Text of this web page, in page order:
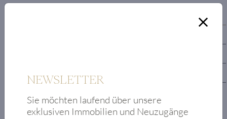
Untergeschoss
Vorraum
Geräumige Diele
NEWSLETTER
Sie möchten laufend über unsere
exklusiven Immobilien und Neuzugänge